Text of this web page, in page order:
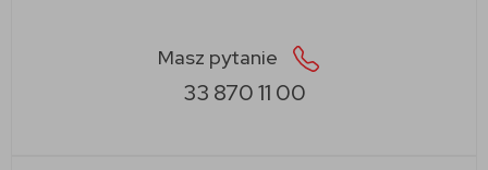
Masz pytanie
33 870 11 00